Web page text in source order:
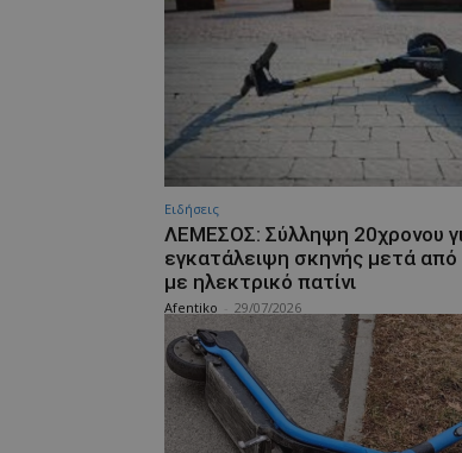
Ειδήσεις
ΛΕΜΕΣΟΣ: Σύλληψη 20χρονου
εγκατάλειψη σκηνής μετά
με ηλεκτρικό πατίνι
Afentiko 29/07/2026